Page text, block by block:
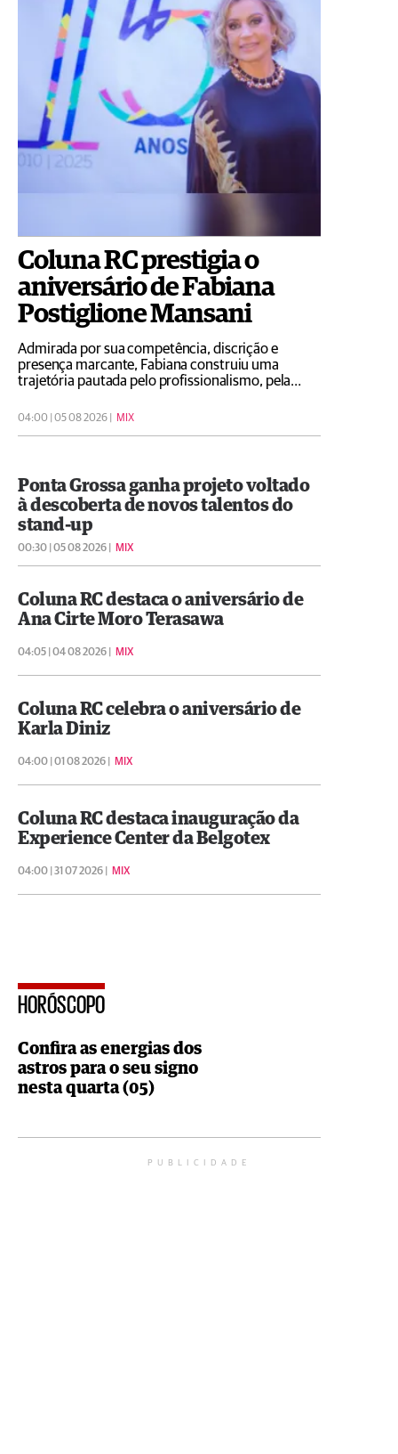
Coluna RC prestigia o
aniversário de Fabiana
Postiglione Mansani
Admirada por sua competência, discrição e
presença marcante, Fabiana construiu uma
trajetória pautada pelo profissionalismo, pela
figura muito estimada
04:00 | 05 08 2026 | MIX
Ponta Grossa ganha projeto voltado
à descoberta de novos talentos do
stand-up
00:30 | 05 08 2026 | MIX
Coluna RC destaca o aniversário de
Ana Cirte Moro Terasawa
04:05 | 04 08 2026 | MIX
Coluna RC celebra o aniversário de
Karla Diniz
04:00 | 01 08 2026 | MIX
Coluna RC destaca inauguração da
Experience Center da Belgotex
04:00 | 31 07 2026 | MIX
HORÓSCOPO
Confira as energias dos
astros para o seu signo
nesta quarta (05)
PUBLICIDADE